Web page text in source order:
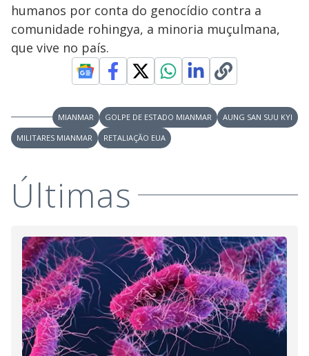
humanos por conta do genocídio contra a
comunidade rohingya, a minoria muçulmana,
que vive no país.
MIANMAR GOLPE DE ESTADO MIANMAR
AUNG SAN SUU KYI
MILITARES MIANMAR
RETALIAÇÃO EUA
Últimas